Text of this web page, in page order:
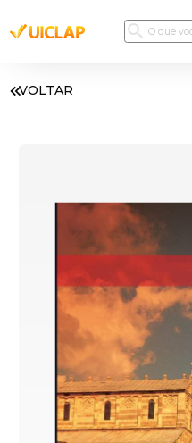
VOLTAR